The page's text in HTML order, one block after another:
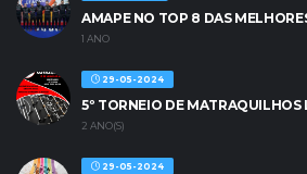
AMAPE NO TOP 8 DAS
1 ANO
29-05-2024
5º TORNEIO DE
2 ANO(S)
29-05-2024